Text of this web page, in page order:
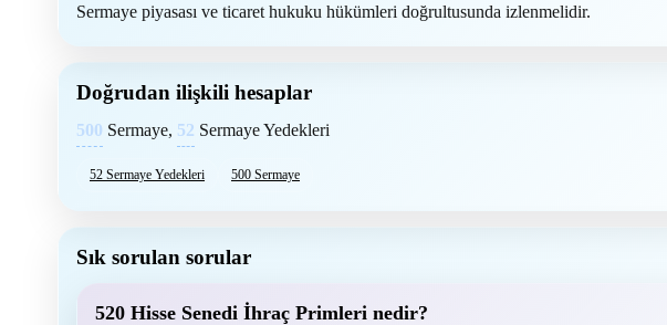
Sermaye piyasası ve ticaret hukuku hükümleri doğrultusunda izlenmelidir.
Doğrudan ilişkili hesaplar
500 Sermaye, 52 Sermaye Yedekleri
52 Sermaye Yedekleri 500 Sermaye
Sık sorulan sorular
520 Hisse Senedi İhraç Primleri nedir?